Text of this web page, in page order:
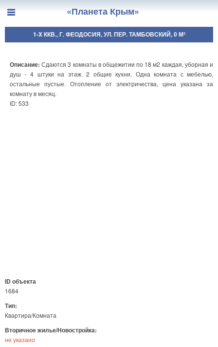
«Планета Крым»
1-X ККВ., Г. ФЕОДОСИЯ, УЛ. ПЕР. ТАМБОВСКИЙ, 0 М²
Описание:Сдаются 3 комнаты в общежитии по 18 м2 каждая, уборная и
душ - 4 штуки на этаж. 2 общие кухни. Одна комната с мебелью,
остальные пустые. Отопление от электричества, цена указана за
комнату в месяц.
ID: 533
ID объекта
1684
Тип:
Квартира/Комната
Вторичное жилье/Новостройка:
не указано